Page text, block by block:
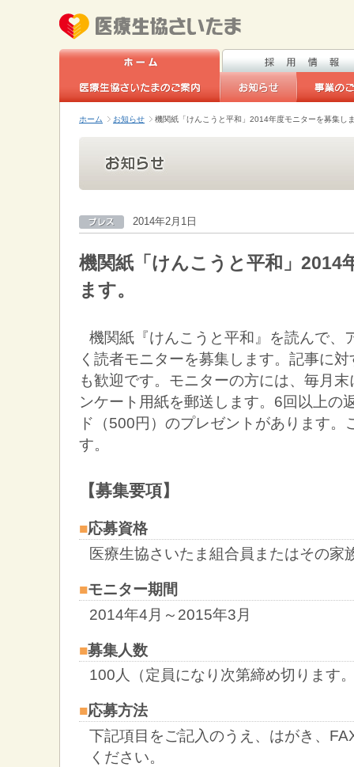
ホーム お知らせ 機関紙「けんこうと平和」2014年度モニターを募集し
2014年2月1日
機関紙「けんこうと平和」2014
ます。
機関紙『けんこうと平和』を読んで、
く読者モニターを募集します。記事に
も歓迎です。モニターの方には、毎月
ンケート用紙を郵送します。6回以上の
ド（500円）のプレゼントがあります
す。
【募集要項】
■応募資格
医療生協さいたま組合員またはその家
■モニター期間
2014年4月～2015年3月
■募集人数
100人（定員になり次第締め切ります
■応募方法
下記項目をご記入のうえ、はがき、
ください。